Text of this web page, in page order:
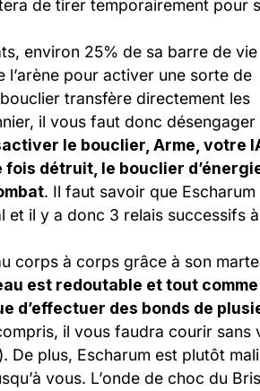
de tirer temporairement pour
environ 25% de sa barre de vie
pour activer une sorte de
transfère directement les
il vous faut donc désengager
le bouclier, Arme, votre
détruit, le bouclier
. Il faut savoir que Escharum
il y a donc 3 relais successifs à
corps à corps grâce à son
est redoutable et tout
d’effectuer des bonds de
il vous faudra courir sans
De plus, Escharum est plutôt
vous. L’onde de choc du